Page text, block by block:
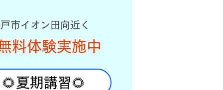
市イオン田向近く
料体験実施中
🌻夏期講習🌻